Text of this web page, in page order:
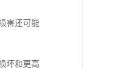
害还可能
坏和更高